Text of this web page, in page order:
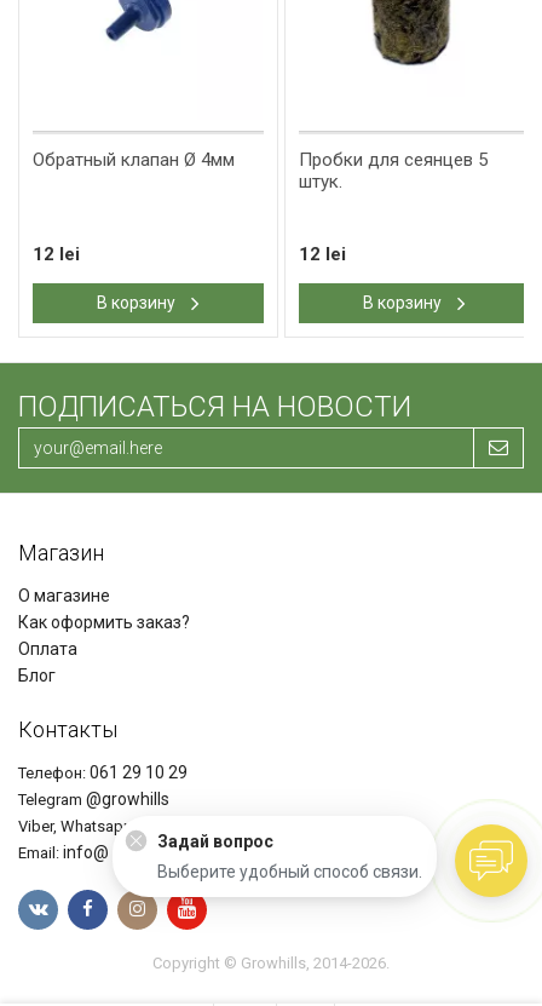
Обратный клапан Ø 4мм
12 lei
В корзину
Пробки для сеянцев 5
штук.
12 lei
В корзину
ПОДПИСАТЬСЯ НА НОВОСТИ
Магазин
О магазине
Как оформить заказ?
Оплата
Блог
Контакты
Телефон: 061 29 10 29
Telegram @growhills
Viber, Whatsapp
Email: info@ growhills.com
Copyright © Growhills, 2014-2026.
Задай вопрос
Выберите удобный способ связи.